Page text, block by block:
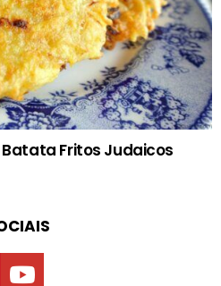
Fritos Judaicos
youtube